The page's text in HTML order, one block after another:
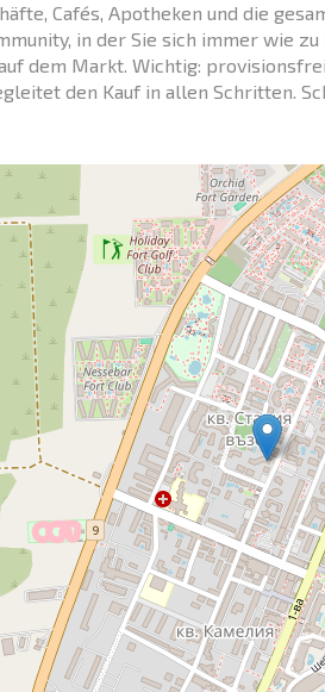
Cafés, Apotheken und die
in der Sie sich immer wie
dem Markt. Wichtig:
den Kauf in allen Schritten.